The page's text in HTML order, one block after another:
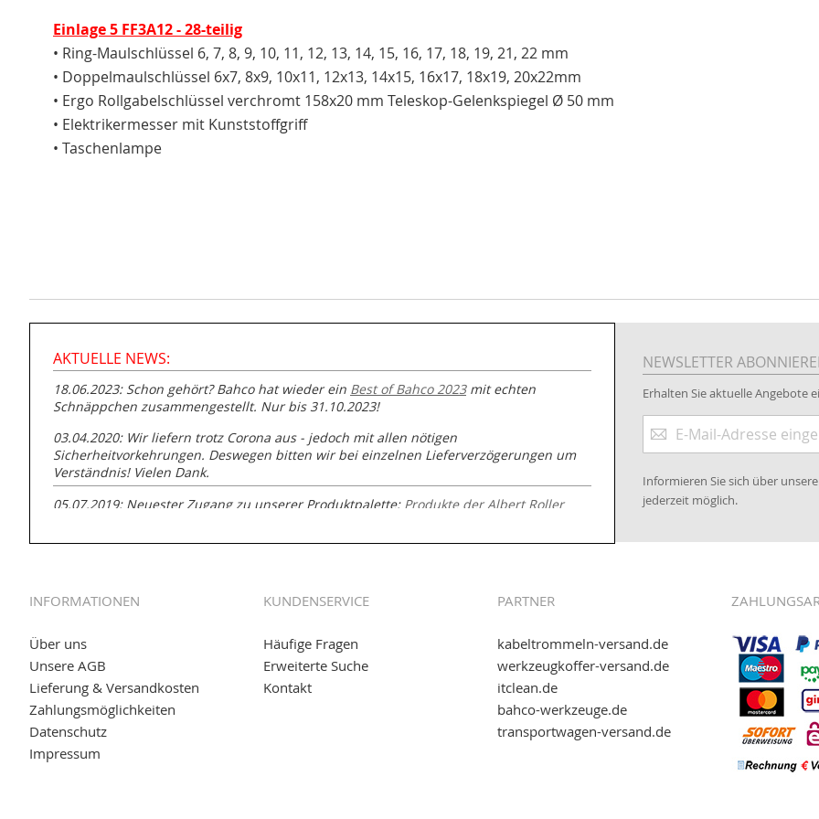
Einlage 5 FF3A12 - 28-teilig
• Ring-Maulschlüssel 6, 7, 8, 9, 10, 11, 12, 13, 14, 15, 16, 17, 18, 19, 21, 22 mm
• Doppelmaulschlüssel 6x7, 8x9, 10x11, 12x13, 14x15, 16x17, 18x19, 20x22mm
• Ergo Rollgabelschlüssel verchromt 158x20 mm Teleskop-Gelenkspiegel Ø 50 mm
• Elektrikermesser mit Kunststoffgriff
• Taschenlampe
AKTUELLE NEWS:
18.06.2023: Schon gehört? Bahco hat wieder ein Best of Bahco 2023mit echten
Schnäppchen zusammengestellt. Nur bis 31.10.2023!
03.04.2020: Wir liefern trotz Corona aus - jedoch mit allen nötigen
Sicherheitvorkehrungen. Deswegen bitten wir bei einzelnen Lieferverzögerungen um
Verständnis! Vielen Dank.
05.07.2019: Neuester Zugang zu unserer Produktpalette: Produkte der Albert Roller
04.11.2018: Überarbeitung der Corporate Identity (CI)
- Zahlung per paydirekt
16.01.2017:
- Visa & MasterCard (inkl. Maestro)
12.01.2017: JETZT NEU- giropay, SOFORT-Überweisung sowie eps (PAYONE)
05.09.2016: NEUE Topseller bei
11.08.2016: Gerade entsteht unser "neuer" Partnershop
NEWSLETTER
Erhalten Sie aktuelle Angebote
zum
Informieren Sie sich über
jederzeit möglich.
INFORMATIONEN
Über uns
Unsere AGB
Lieferung & Versandkosten
Zahlungsmöglichkeiten
Datenschutz
Impressum
KUNDENSERVICE
Häufige Fragen
Erweiterte Suche
Kontakt
PARTNER
kabeltrommeln-versand.de
werkzeugkoffer-versand.de
itclean.de
bahco-werkzeuge.de
transportwagen-versand.de